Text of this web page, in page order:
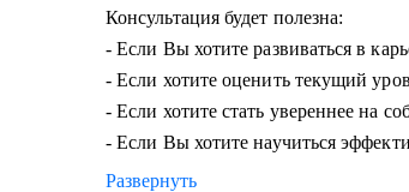
Консультация будет полезна:
- Если Вы хотите развиваться в
- Если хотите оценить текущий
- Если хотите стать увереннее на
- Если Вы хотите научиться
Развернуть